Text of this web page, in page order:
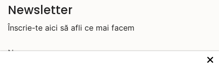
a
r
e
b
o
k
e
i
Newsletter
Înscrie-te aici să afli ce mai facem